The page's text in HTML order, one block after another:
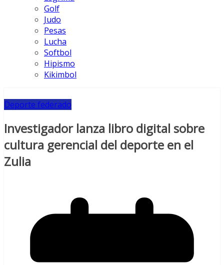
Golf
Judo
Pesas
Lucha
Softbol
Hipismo
Kikimbol
Deporte federado
Investigador lanza libro digital sobre
cultura gerencial del deporte en el
Zulia